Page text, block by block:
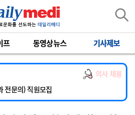
프 동영상뉴스 기사제보
의사 채용
인턴 모집
학과 임기제 임상의사 채용
(소아응급전담) 계약직 의사 공개채용
전문의) 직원모집
레지던트1년차) 모집